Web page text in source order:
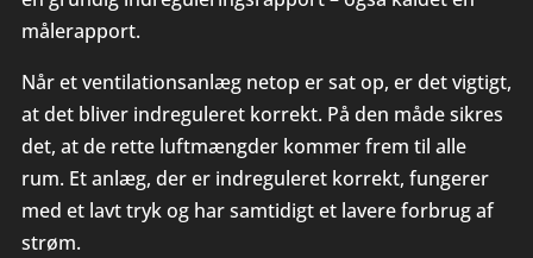
målerapport.
Når et ventilationsanlæg netop er sat op, er det vigtigt,
at det bliver indreguleret korrekt. På den måde sikres
det, at de rette luftmængder kommer frem til alle
rum. Et anlæg, der er indreguleret korrekt, fungerer
med et lavt tryk og har samtidigt et lavere forbrug af
strøm.